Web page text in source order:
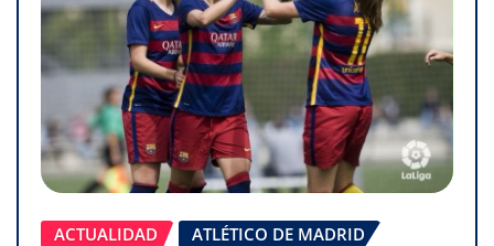
ACTUALIDAD
ATLÉTICO DE MADRID